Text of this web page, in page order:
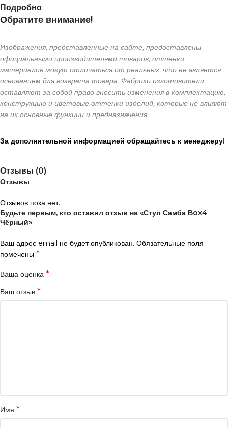
Подробно
Обратите внимание!
Изображения, представленные на сайте, предоставлены
официальными производителями товаров; оттенки
материалов могут отличаться от реальных, что не является
основанием для возврата товара. Фабрики изготовители
оставляют за собой право вносить изменения в комплектацию,
конструкцию и цветовые оттенки изделий, которые не влияют
на их основные функции и предназначения.
За дополнительной информацией обращайтесь к менеджеру!
Отзывы (0)
Отзывы
Отзывов пока нет.
Будьте первым, кто оставил отзыв на «Стул Самба Box4
Чёрный»
Ваш адрес email не будет опубликован. Обязательные поля
помечены *
Ваша оценка *
Ваш отзыв *
Имя *